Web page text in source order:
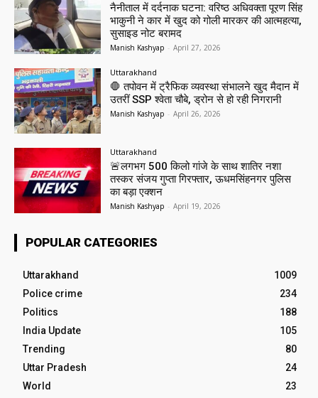
नैनीताल में दर्दनाक घटना: वरिष्ठ अधिवक्ता पूरण सिंह
भाकुनी ने कार में खुद को गोली मारकर की आत्महत्या,
सुसाइड नोट बरामद
Manish Kashyap - April 27, 2026
Uttarakhand
🛑 तपोवन में ट्रैफिक व्यवस्था संभालने खुद मैदान में
उतरीं SSP श्वेता चौबे, ड्रोन से हो रही निगरानी
Manish Kashyap - April 26, 2026
Uttarakhand
🚨लगभग 500 किलो गांजे के साथ शातिर नशा
तस्कर संजय गुप्ता गिरफ्तार, ऊधमसिंहनगर पुलिस
का बड़ा एक्शन
Manish Kashyap - April 19, 2026
POPULAR CATEGORIES
Uttarakhand
1009
Police crime
234
Politics
188
India Update
105
Trending
80
Uttar Pradesh
24
World
23